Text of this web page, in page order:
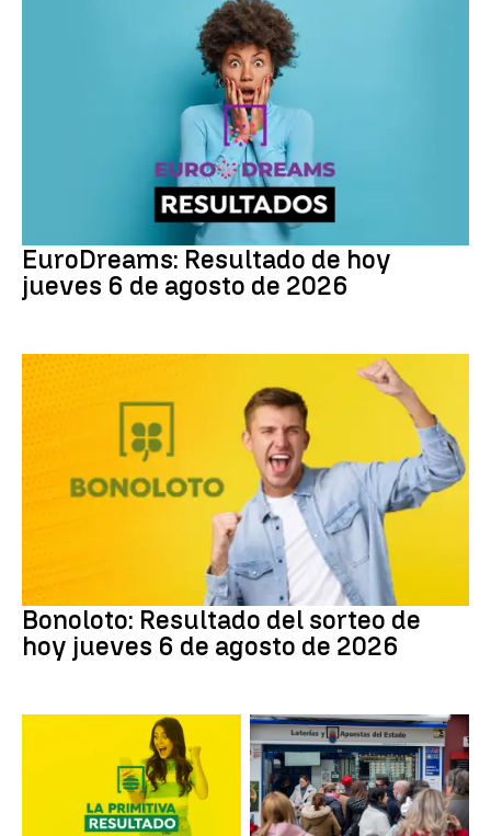
EuroDreams: Resultado de hoy
jueves 6 de agosto de 2026
Bonoloto
Bonoloto: Resultado del sorteo de
hoy jueves 6 de agosto de 2026
Lotería Primitiva de España Loterías